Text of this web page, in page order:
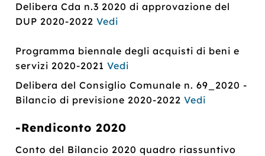
Delibera Cda n.3 2020 di approvazione del
DUP 2020-2022Vedi
Programma biennale degli acquisti di beni e
servizi 2020-2021Vedi
Delibera del Consiglio Comunale n. 69_2020 -
Bilancio di previsione 2020-2022Vedi
-Rendiconto 2020
Conto del Bilancio 2020 quadro riassuntivo